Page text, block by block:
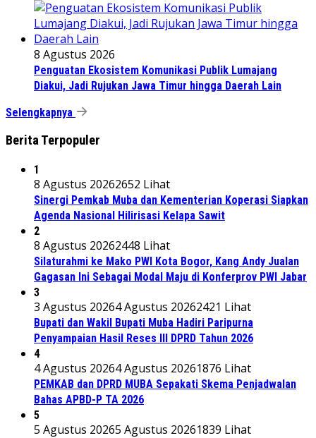
8 Agustus 2026
Penguatan Ekosistem Komunikasi Publik Lumajang
Diakui, Jadi Rujukan Jawa Timur hingga Daerah Lain
Selengkapnya
Berita Terpopuler
1
8 Agustus 20262652 Lihat
Sinergi Pemkab Muba dan Kementerian Koperasi Siapkan
Agenda Nasional Hilirisasi Kelapa Sawit
2
8 Agustus 20262448 Lihat
Silaturahmi ke Mako PWI Kota Bogor, Kang Andy Jualan
Gagasan Ini Sebagai Modal Maju di Konferprov PWI Jabar
3
3 Agustus 20264 Agustus 20262421 Lihat
Bupati dan Wakil Bupati Muba Hadiri Paripurna
Penyampaian Hasil Reses III DPRD Tahun 2026
4
4 Agustus 20264 Agustus 20261876 Lihat
PEMKAB dan DPRD MUBA Sepakati Skema Penjadwalan
Bahas APBD-P TA 2026
5
5 Agustus 20265 Agustus 20261839 Lihat